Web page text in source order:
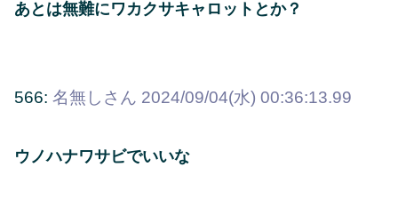
あとは無難にワカクサキャロットとか？
566: 名無しさん 2024/09/04(水) 00:36:13.99
ウノハナワサビでいいな